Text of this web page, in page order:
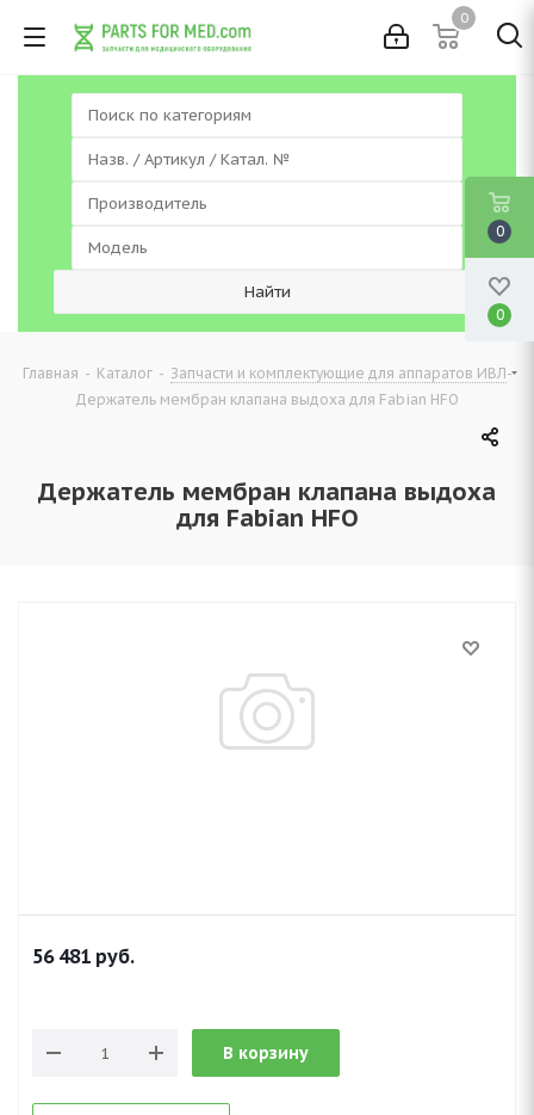
0
Главная - Каталог - Запчасти и комплектующие для аппаратов ИВЛ-
Держатель мембран клапана выдоха для Fabian HFO
Держатель мембран клапана выдоха
для Fabian HFO
56 481 руб.
В корзину
0
0